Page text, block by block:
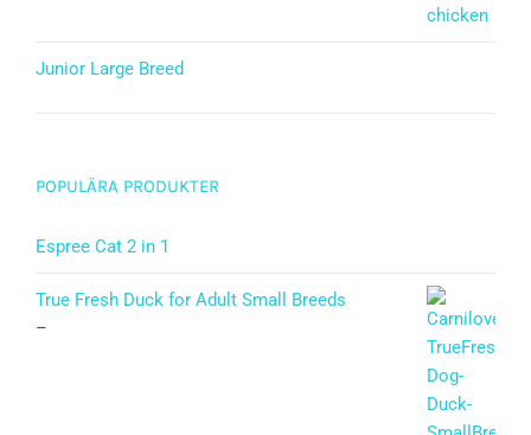
Junior Large Breed
POPULÄRA PRODUKTER
Espree Cat 2 in 1
True Fresh Duck for Adult Small Breeds
–